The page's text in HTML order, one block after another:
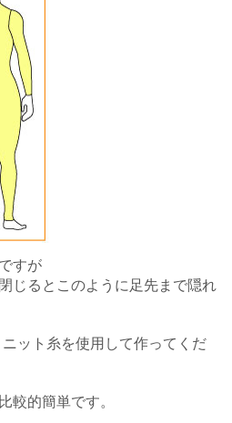
すが
じるとこのように足先まで隠れ
ット糸を使用して作ってくだ
較的簡単です。